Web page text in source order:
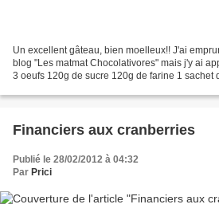
Un excellent gâteau, bien moelleux!! J'ai
blog "Les matmat Chocolativores" mais j'y ai
3 oeufs 120g de sucre 120g de farine 1 sachet
Financiers aux cranberries
Publié le 28/02/2012 à 04:32
Par Prici